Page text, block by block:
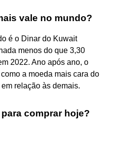
vale no mundo?
é o Dinar do Kuwait
menos do que 3,30
2022. Ano após ano, o
a moeda mais cara do
relação às demais.
comprar hoje?